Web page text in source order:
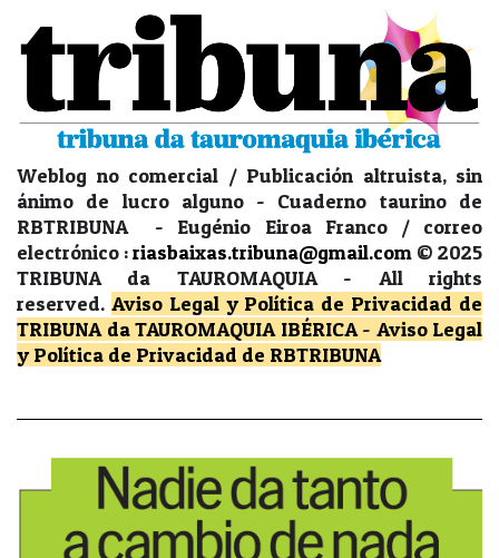
Weblog no comercial / Publicación altruista, sin
ánimo de lucro alguno - Cuaderno taurino de
RBTRIBUNA - Eugénio Eiroa Franco / correo
electrónico :riasbaixas.tribuna@gmail.com © 2025
TRIBUNA da TAUROMAQUIA - All rights
reserved. Aviso Legal y Política de Privacidad de
TRIBUNA da TAUROMAQUIA IBÉRICA- Aviso Legal
y Política de Privacidad de RBTRIBUNA